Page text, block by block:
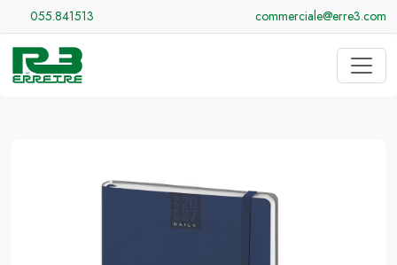
055.841513 commerciale@erre3.com